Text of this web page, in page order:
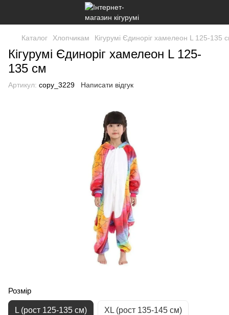
Каталог Хлопчикам Кігурумі Єдиноріг хамелеон L 125-135
Кігурумі Єдиноріг хамелеон L 125-
135 см
Артикул: copy_3229 Написати відгук
Розмір
L (рост 125-135 см) XL (рост 135-145 см)